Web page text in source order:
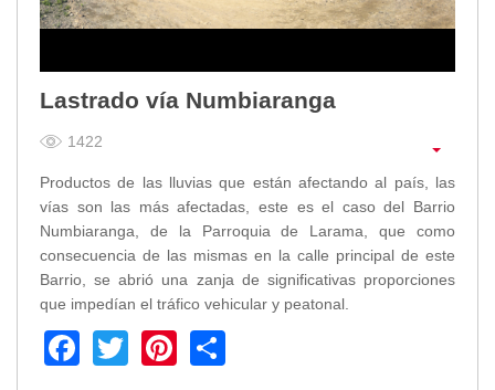
Lastrado vía Numbiaranga
1422
Productos de las lluvias que están afectando al país, las
vías son las más afectadas, este es el caso del Barrio
Numbiaranga, de la Parroquia de Larama, que como
consecuencia de las mismas en la calle principal de este
Barrio, se abrió una zanja de significativas proporciones
que impedían el tráfico vehicular y peatonal.
Facebook
TwitterPinterest
2014
2012
EPRAMA
2020
2019
2018
2017
2016
Protección de Derechos
Empresa Pública de Vivienda